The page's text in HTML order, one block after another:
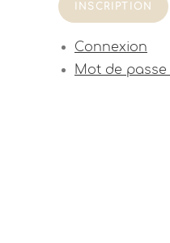
INSCRIPTION
Connexion
Mot de passe